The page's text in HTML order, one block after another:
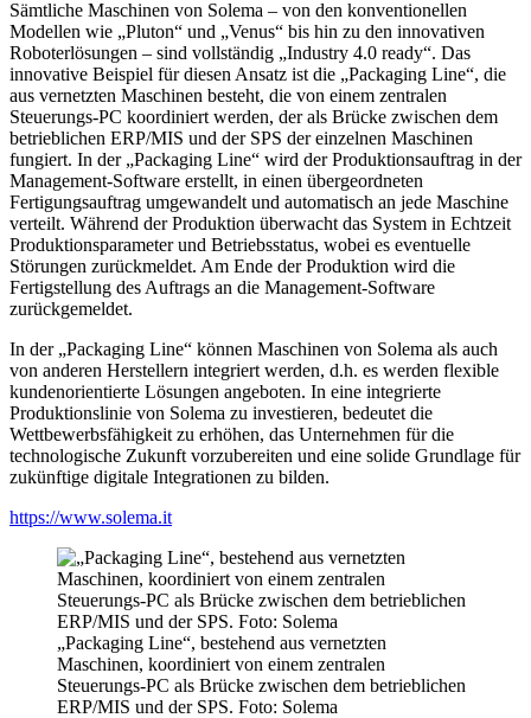
Sämtliche Maschinen von Solema – von den konventionellen
Modellen wie „Pluton“ und „Venus“ bis hin zu den innovativen
Roboterlösungen – sind vollständig „Industry 4.0 ready“. Das
innovative Beispiel für diesen Ansatz ist die „Packaging Line“, die
aus vernetzten Maschinen besteht, die von einem zentralen
Steuerungs-PC koordiniert werden, der als Brücke zwischen dem
betrieblichen ERP/MIS und der SPS der einzelnen Maschinen
fungiert. In der „Packaging Line“ wird der Produktionsauftrag in der
Management-Software erstellt, in einen übergeordneten
Fertigungsauftrag umgewandelt und automatisch an jede Maschine
verteilt. Während der Produktion überwacht das System in Echtzeit
Produktionsparameter und Betriebsstatus, wobei es eventuelle
Störungen zurückmeldet. Am Ende der Produktion wird die
Fertigstellung des Auftrags an die Management-Software
zurückgemeldet.
In der „Packaging Line“ können Maschinen von Solema als auch
von anderen Herstellern integriert werden, d.h. es werden flexible
kundenorientierte Lösungen angeboten. In eine integrierte
Produktionslinie von Solema zu investieren, bedeutet die
Wettbewerbsfähigkeit zu erhöhen, das Unternehmen für die
technologische Zukunft vorzubereiten und eine solide Grundlage für
zukünftige digitale Integrationen zu bilden.
https://www.solema.it
„Packaging Line“, bestehend aus vernetzten
Maschinen, koordiniert von einem zentralen
Steuerungs-PC als Brücke zwischen dem betrieblichen
ERP/MIS und der SPS. Foto: Solema